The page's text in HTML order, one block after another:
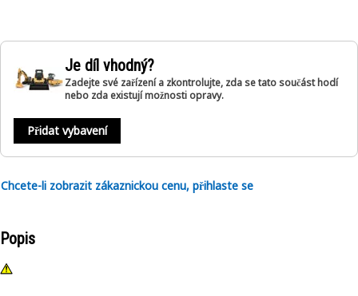
Je díl vhodný?
Zadejte své zařízení a zkontrolujte, zda se tato součást hodí
nebo zda existují možnosti opravy.
Přidat vybavení
Chcete-li zobrazit zákaznickou cenu, přihlaste se
Popis